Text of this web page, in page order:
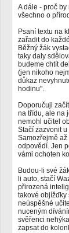
A dále - proč
všechno o
Psaní textu na
zařadit do
Běžný žák
taky daly
budeme chtít
(jen nikoho
důkaz
hodinu".
Doporučuji
na třídu, ale na
nemohl učitel
Stačí zazvonit
Samozřejmě
odpovědí. Jen
vámi ochoten
Budou-li své
li auto, stačí
přirozená
takové objížďky
neúspěšné
nuceným
svěřenci
zapsat do